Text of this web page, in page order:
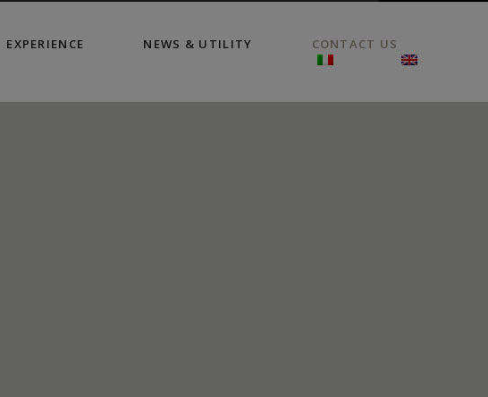
EXPERIENCE NEWS & UTILITY CONTACT US